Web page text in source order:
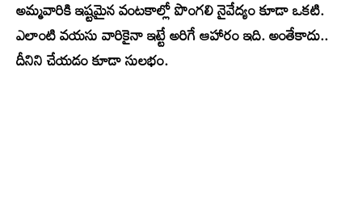
అమ్మవారికి ఇష్టమైన వంటకాల్లో పొంగలి నైవేద్యం కూడా ఒకటి.
ఎలాంటి వయసు వారికైనా ఇట్టే అరిగే ఆహారం ఇది. అంతేకాదు..
దీనిని చేయడం కూడా సులభం.